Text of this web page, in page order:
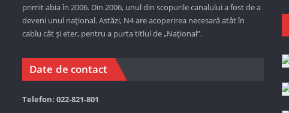
primit abia în 2006. Din 2006, unul din scopurile canalului a fost de a
deveni unul național. Astăzi, N4 are acoperirea necesară atât în
cablu cât și eter, pentru a purta titlul de „Național”.
Date de contact
Telefon: 022-821-801